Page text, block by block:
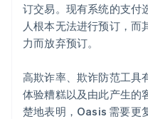
订交易。现有系统的支付
人根本无法进行预订，而
力而放弃预订。
高欺诈率、欺诈防范工具
体验糟糕以及由此产生
楚地表明，Oasis 需要更